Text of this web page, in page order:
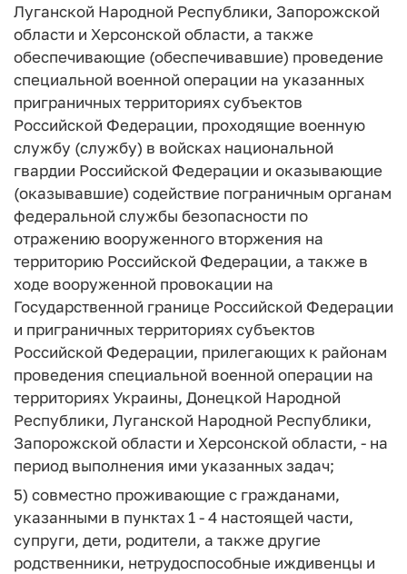
Луганской Народной Республики, Запорожской
области и Херсонской области, а также
обеспечивающие (обеспечивавшие) проведение
специальной военной операции на указанных
приграничных территориях субъектов
Российской Федерации, проходящие военную
службу (службу) в войсках национальной
гвардии Российской Федерации и оказывающие
(оказывавшие) содействие пограничным органам
федеральной службы безопасности по
отражению вооруженного вторжения на
территорию Российской Федерации, а также в
ходе вооруженной провокации на
Государственной границе Российской Федерации
и приграничных территориях субъектов
Российской Федерации, прилегающих к районам
проведения специальной военной операции на
территориях Украины, Донецкой Народной
Республики, Луганской Народной Республики,
Запорожской области и Херсонской области, - на
период выполнения ими указанных задач;
5) совместно проживающие с гражданами,
указанными в пунктах 1 - 4 настоящей части,
супруги, дети, родители, а также другие
родственники, нетрудоспособные иждивенцы и